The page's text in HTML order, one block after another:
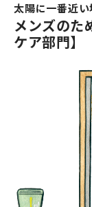
太陽に一番近い
メンズのた
ケア部門】